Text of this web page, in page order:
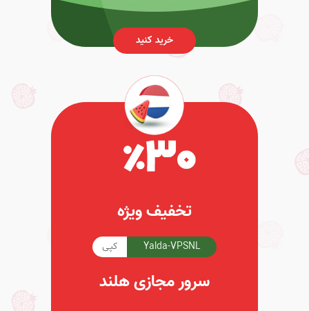
خرید کنید
تخفیف ویژه
Yalda-VPSNL کپی
سرور مجازی هلند